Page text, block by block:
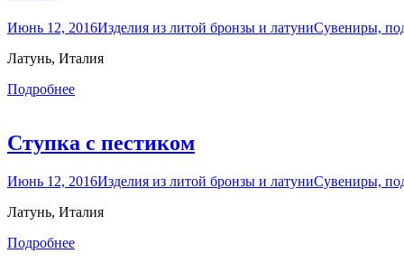
Июнь 12, 2016Изделия из литой бронзы и латуниСувениры,
Латунь, Италия
Подробнее
Ступка с пестиком
Июнь 12, 2016Изделия из литой бронзы и латуниСувениры,
Латунь, Италия
Подробнее